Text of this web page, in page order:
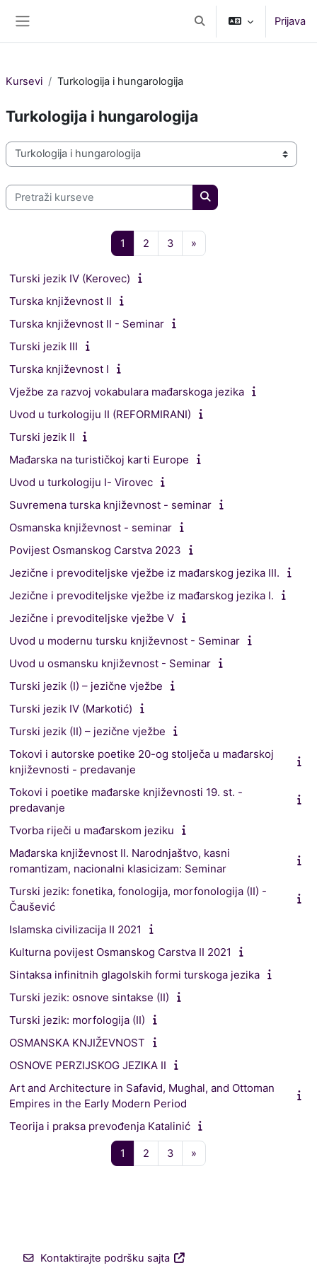
Uključi/isključi polje za
Prijava
Kursevi Turkologija i hungarologija
Turkologija i hungarologija
Kategorije kurseva
Pretraži kurseve
Pretraži kurseve
1 Stranica 1
2 Stranica 2
3Stranica 3
»
Turski jezik IV (Kerovec)
Turska književnost II
Turska književnost II - Seminar
Turski jezik III
Turska književnost I
Vježbe za razvoj vokabulara mađarskoga jezika
Uvod u turkologiju II (REFORMIRANI)
Turski jezik II
Mađarska na turističkoj karti Europe
Uvod u turkologiju I- Virovec
Suvremena turska književnost - seminar
Osmanska književnost - seminar
Povijest Osmanskog Carstva 2023
Jezične i prevoditeljske vježbe iz mađarskog jezika III.
Jezične i prevoditeljske vježbe iz mađarskog jezika I.
Jezične i prevoditeljske vježbe V
Uvod u modernu tursku književnost - Seminar
Uvod u osmansku književnost - Seminar
Turski jezik (I) – jezične vježbe
Turski jezik IV (Markotić)
Turski jezik (II) – jezične vježbe
Tokovi i autorske poetike 20-og stolječa u mađarskoj
književnosti - predavanje
Tokovi i poetike mađarske književnosti 19. st. -
predavanje
Tvorba riječi u mađarskom jeziku
Mađarska književnost II. Narodnjaštvo, kasni
romantizam, nacionalni klasicizam: Seminar
Turski jezik: fonetika, fonologija, morfonologija (II) -
Čaušević
Islamska civilizacija II 2021
Kulturna povijest Osmanskog Carstva II 2021
Sintaksa infinitnih glagolskih formi turskoga jezika
Turski jezik: osnove sintakse (II)
Turski jezik: morfologija (II)
OSMANSKA KNJIŽEVNOST
OSNOVE PERZIJSKOG JEZIKA II
Art and Architecture in Safavid, Mughal, and Ottoman
Empires in the Early Modern Period
Teorija i praksa prevođenja Katalinić
1 Stranica 1
2 Stranica 2
3Stranica 3
»
Kontaktirajte podršku sajta